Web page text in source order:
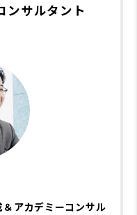
ンサルタント
アカデミーコンサル